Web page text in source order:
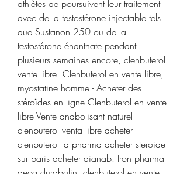
athlètes de poursuivent leur traitement
avec de la testostérone injectable tels
que Sustanon 250 ou de la
testostérone énanthate pendant
plusieurs semaines encore, clenbuterol
vente libre. Clenbuterol en vente libre,
myostatine homme - Acheter des
stéroïdes en ligne Clenbuterol en vente
libre Vente anabolisant naturel
clenbuterol venta libre acheter
clenbuterol la pharma acheter steroide
sur paris acheter dianab. Iron pharma